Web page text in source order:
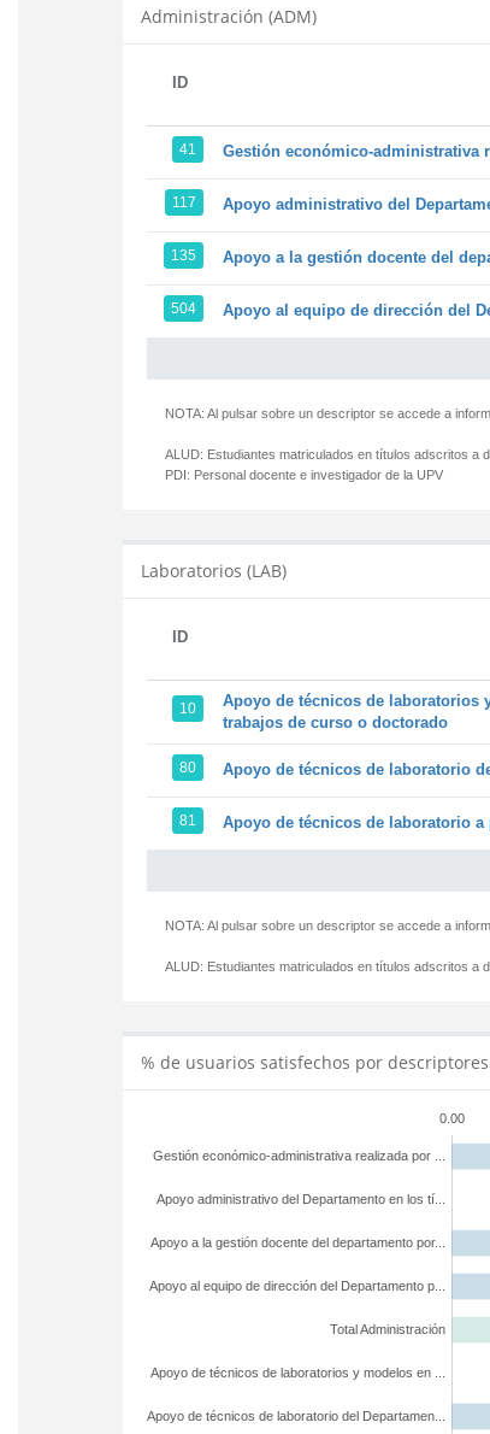
Administración (ADM)
ID
41 Gestión económico-administrativa
117 Apoyo administrativo del
135 Apoyo a la gestión docente del
504 Apoyo al equipo de dirección del
NOTA: Al pulsar sobre un descriptor se accede a
ALUD: Estudiantes matriculados en títulos adscritos a
PDI: Personal docente e investigador de la UPV
Laboratorios (LAB)
ID
10
Apoyo de técnicos de laboratorios
trabajos de curso o doctorado
80 Apoyo de técnicos de laboratorio
81 Apoyo de técnicos de laboratorio
NOTA: Al pulsar sobre un descriptor se accede a
ALUD: Estudiantes matriculados en títulos adscritos a
% de usuarios satisfechos por
0.00
Apoyo de técnicos de laboratorio del Departamen...
Apoyo de técnicos de laboratorios y modelos en ...
Total Administración
Apoyo al equipo de dirección del Departamento p...
Apoyo a la gestión docente del departamento por...
Apoyo administrativo del Departamento en los tí...
Gestión económico-administrativa realizada por ...